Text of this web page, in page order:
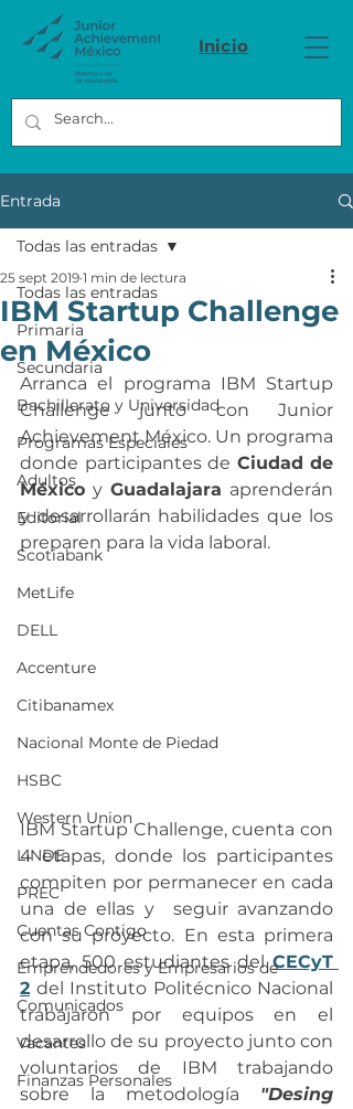
Inicio
Entrada
Todas las entradas
Primaria
Secundaria
Bachillerato y Universidad
Programas Especiales
Adultos
Editorial
Scotiabank
MetLife
DELL
Accenture
Citibanamex
Nacional Monte de Piedad
HSBC
Western Union
LINDE
PREC
Cuentas Contigo
Emprendedores y Empresarios de
Comunicados
Vacantes
Finanzas Personales
Todas las entradas
IBM Startup Challenge
en México
25 sept 2019 1 min de lectura
Arranca el programa IBM Startup
Challenge junto con Junior
Achievement México. Un programa
donde participantes de Ciudad de
México y Guadalajara aprenderán
y desarrollarán habilidades que los
preparen para la vida laboral.
IBM Startup Challenge, cuenta con
4 etapas, donde los participantes
compiten por permanecer en cada
una de ellas y  seguir avanzando
con su proyecto. En esta primera
etapa, 500 estudiantes del CECyT
2 del Instituto Politécnico Nacional
trabajaron por equipos en el
desarrollo de su proyecto junto con
voluntarios de IBM trabajando
sobre la metodología "Desing